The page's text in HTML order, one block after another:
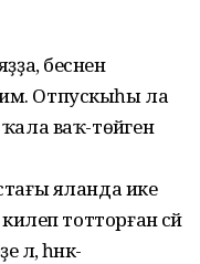
бесәнен
Отпускыһы ла
ваҡ-төйәген
яланда ике
тотторған сәй
һәнәк-